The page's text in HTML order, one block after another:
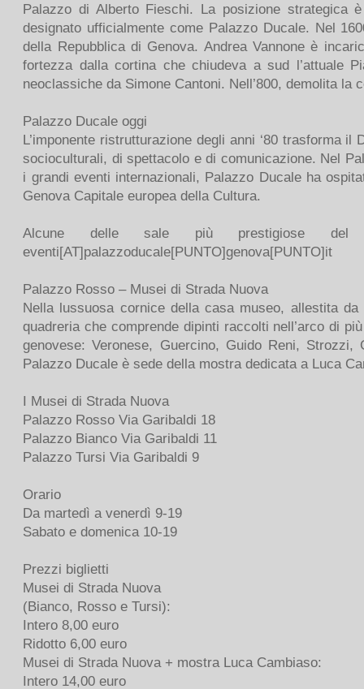
Palazzo di Alberto Fieschi. La posizione strategica
designato ufficialmente come Palazzo Ducale. Nel
della Repubblica di Genova. Andrea Vannone è
fortezza dalla cortina che chiudeva a sud l’attuale
neoclassiche da Simone Cantoni. Nell’800, demolita
Palazzo Ducale oggi
L’imponente ristrutturazione degli anni ‘80 trasforma
socioculturali, di spettacolo e di comunicazione. Nel
i grandi eventi internazionali, Palazzo Ducale ha
Genova Capitale europea della Cultura.
Alcune delle sale più prestigiose del
eventi[AT]palazzoducale[PUNTO]genova[PUNTO]it
Palazzo Rosso – Musei di Strada Nuova
Nella lussuosa cornice della casa museo, allestita
quadreria che comprende dipinti raccolti nell’arco di
genovese: Veronese, Guercino, Guido Reni,
Palazzo Ducale è sede della mostra dedicata a Luca
I Musei di Strada Nuova
Palazzo Rosso Via Garibaldi 18
Palazzo Bianco Via Garibaldi 11
Palazzo Tursi Via Garibaldi 9
Orario
Da martedì a venerdì 9-19
Sabato e domenica 10-19
Prezzi biglietti
Musei di Strada Nuova
(Bianco, Rosso e Tursi):
Intero 8,00 euro
Ridotto 6,00 euro
Musei di Strada Nuova + mostra Luca Cambiaso:
Intero 14,00 euro